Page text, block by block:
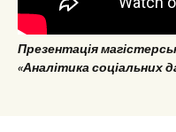
Презентація
«Аналітика соціальних